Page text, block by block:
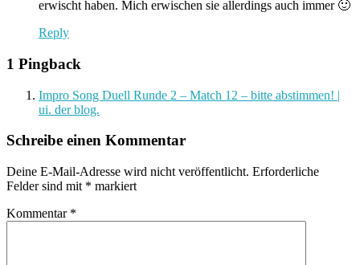
erwischt haben. Mich erwischen sie allerdings auch immer 🙂
Reply
1 Pingback
Impro Song Duell Runde 2 – Match 12 – bitte abstimmen! |
ui. der blog.
Schreibe einen Kommentar
Deine E-Mail-Adresse wird nicht veröffentlicht. Erforderliche
Felder sind mit * markiert
Kommentar *